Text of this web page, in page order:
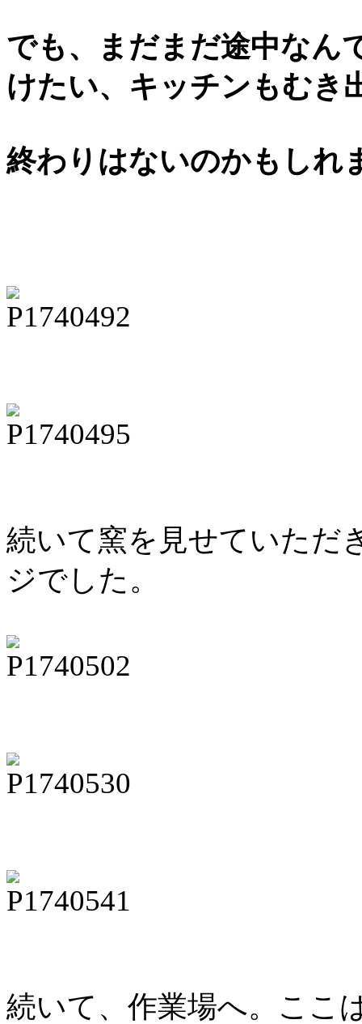
でも、まだまだ途中なん
けたい、キッチンもむき
終わりはないのかもしれ
続いて窯を見せていただ
ジでした。
続いて、作業場へ。ここ